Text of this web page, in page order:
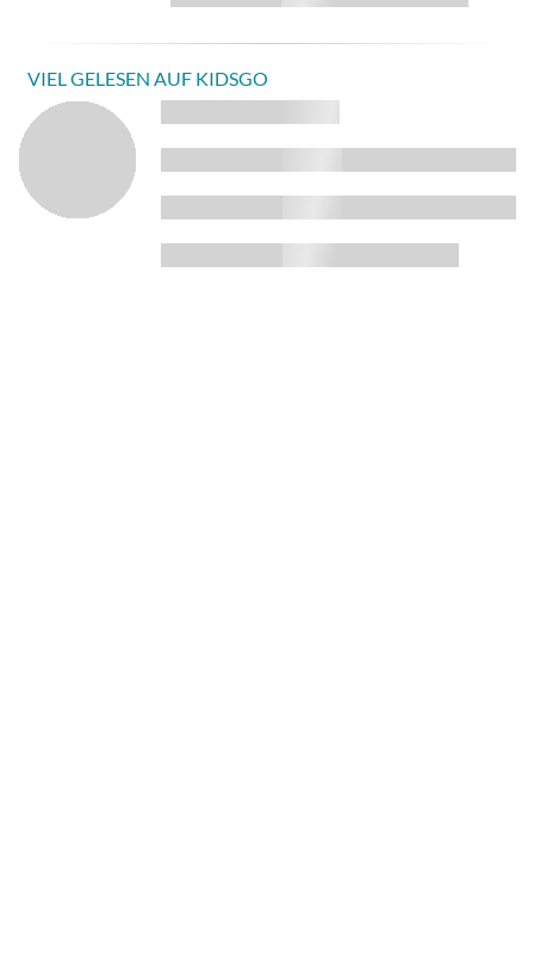
VIEL GELESEN AUF KIDSGO